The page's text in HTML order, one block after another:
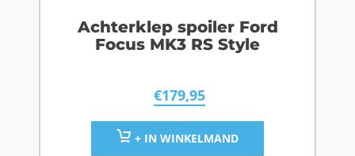
Achterklep spoiler Ford
Focus MK3 RS Style
€179,95
+ IN WINKELMAND